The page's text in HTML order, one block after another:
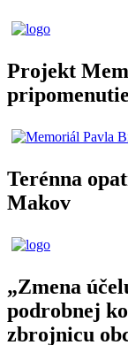
Projekt
Terénna
Makov
„Zmena
podrobnej
zbrojnicu